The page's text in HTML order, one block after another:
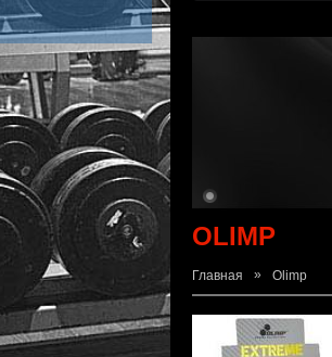
OLIMP
Главная » Olimp